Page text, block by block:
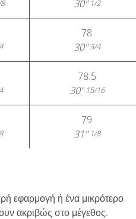
30"1/2
78
30"3/4
78.5
30"15/16
79
31"1/8
εφαρμογή ή ένα μικρότερο
ακριβώς στο μέγεθος.